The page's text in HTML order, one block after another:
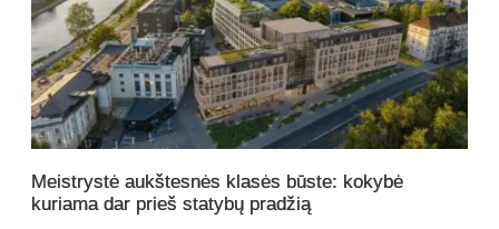
Meistrystė aukštesnės klasės būste: kokybė
kuriama dar prieš statybų pradžią